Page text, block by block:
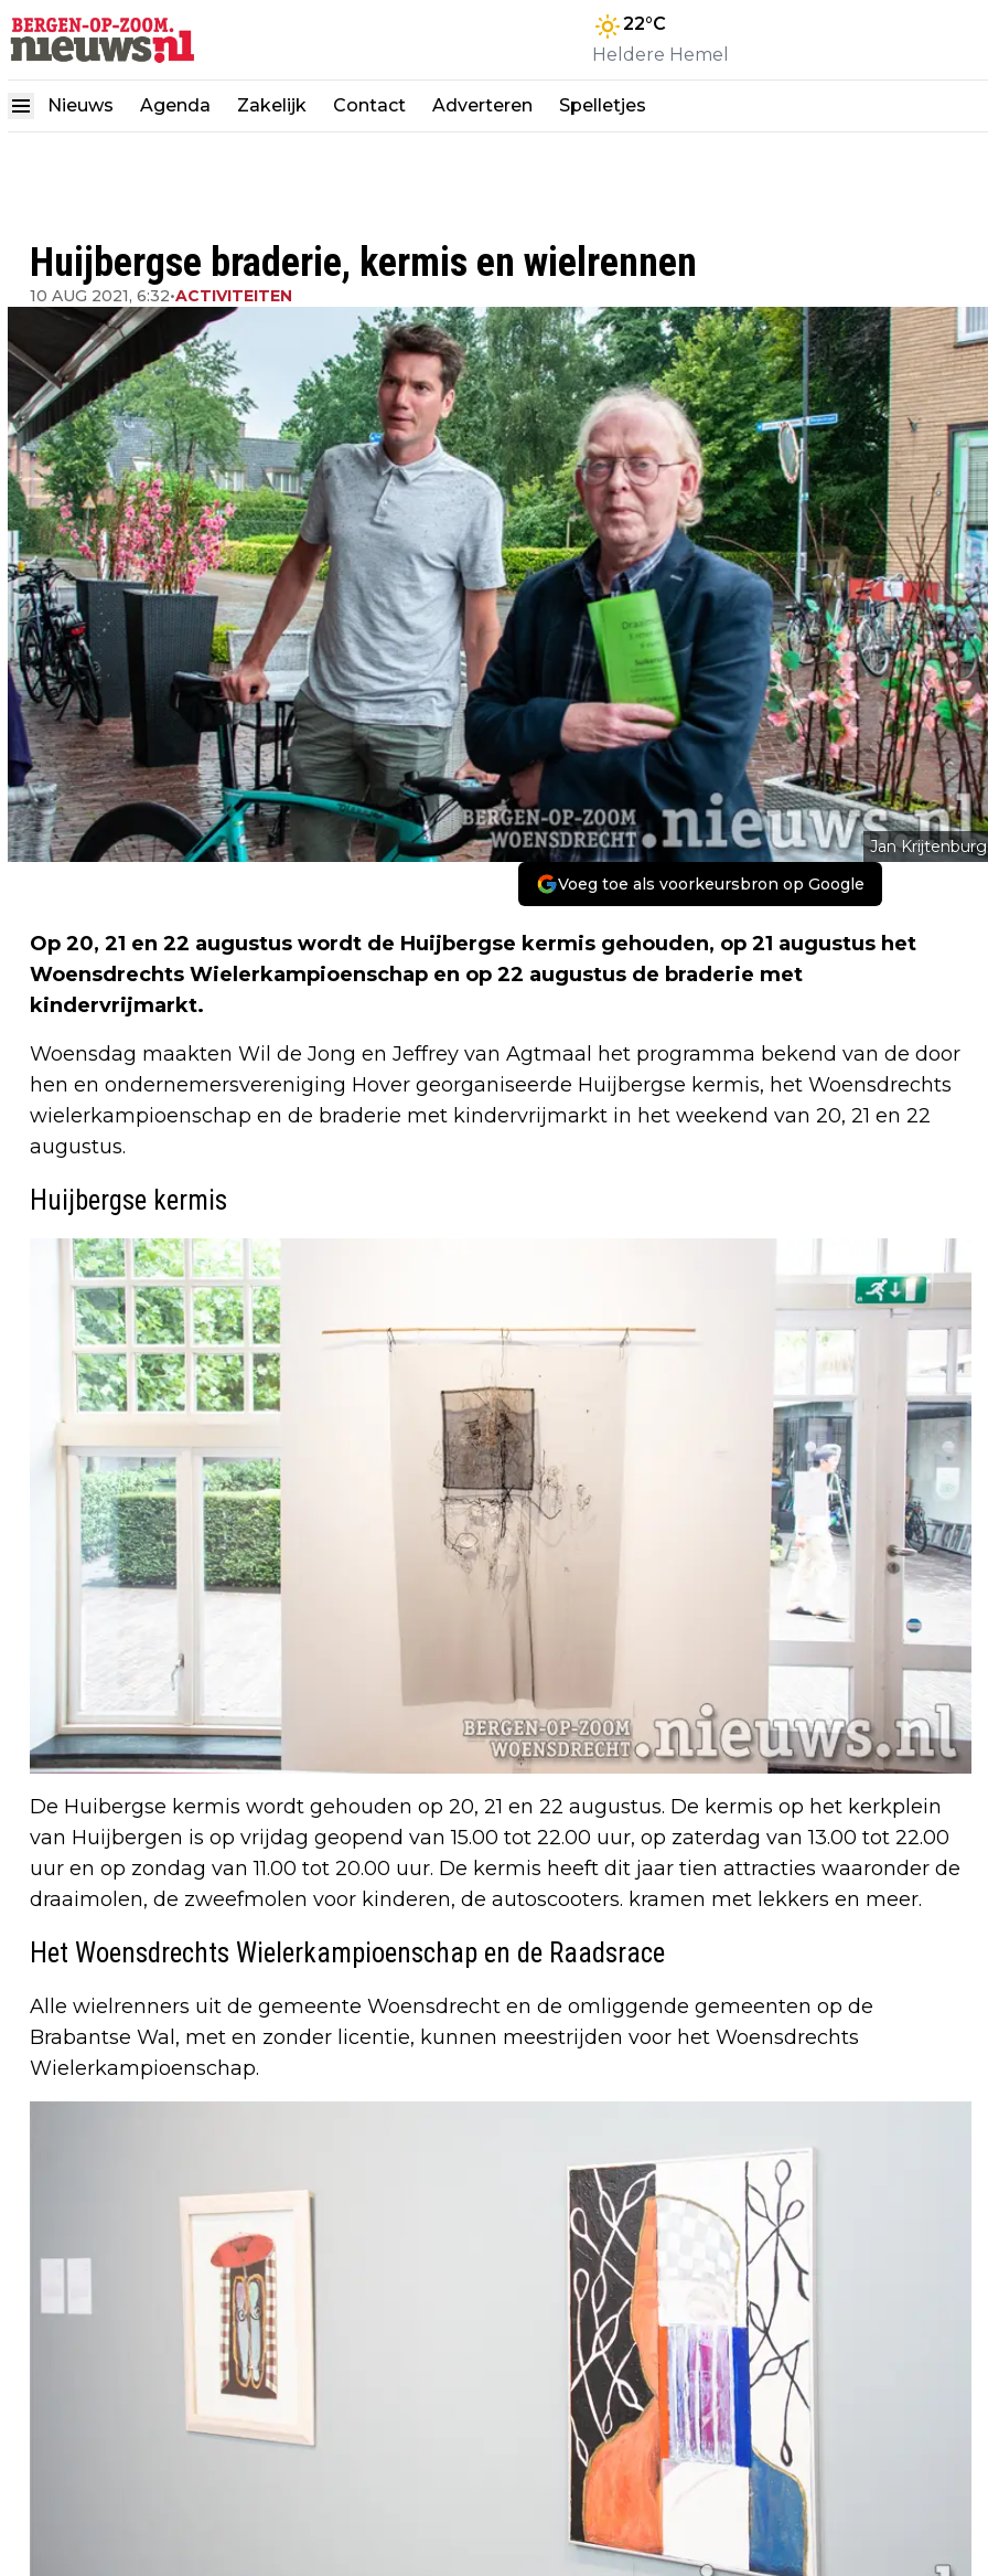
22°C
Heldere Hemel
Nieuws Agenda Zakelijk Contact Adverteren Spelletjes
Huijbergse braderie, kermis en wielrennen
10 AUG 2021, 6:32•ACTIVITEITEN
Jan Krijtenburg
Voeg toe als voorkeursbron op Google
Op 20, 21 en 22 augustus wordt de Huijbergse kermis gehouden, op 21 augustus het
Woensdrechts Wielerkampioenschap en op 22 augustus de braderie met
kindervrijmarkt.
Woensdag maakten Wil de Jong en Jeffrey van Agtmaal het programma bekend van de door
hen en ondernemersvereniging Hover georganiseerde Huijbergse kermis, het Woensdrechts
wielerkampioenschap en de braderie met kindervrijmarkt in het weekend van 20, 21 en 22
augustus.
Huijbergse kermis
De Huibergse kermis wordt gehouden op 20, 21 en 22 augustus. De kermis op het kerkplein
van Huijbergen is op vrijdag geopend van 15.00 tot 22.00 uur, op zaterdag van 13.00 tot 22.00
uur en op zondag van 11.00 tot 20.00 uur. De kermis heeft dit jaar tien attracties waaronder de
draaimolen, de zweefmolen voor kinderen, de autoscooters. kramen met lekkers en meer.
Het Woensdrechts Wielerkampioenschap en de Raadsrace
Alle wielrenners uit de gemeente Woensdrecht en de omliggende gemeenten op de
Brabantse Wal, met en zonder licentie, kunnen meestrijden voor het Woensdrechts
Wielerkampioenschap.